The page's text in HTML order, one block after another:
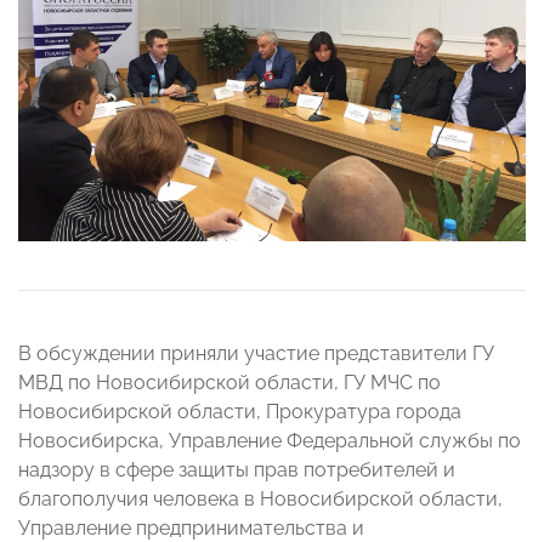
В обсуждении приняли участие представители ГУ
МВД по Новосибирской области, ГУ МЧС по
Новосибирской области, Прокуратура города
Новосибирска, Управление Федеральной службы по
надзору в сфере защиты прав потребителей и
благополучия человека в Новосибирской области,
Управление предпринимательства и